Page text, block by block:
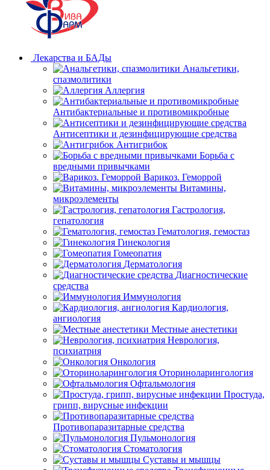
Лекарства и БАДы
Анальгетики,
спазмолитики
Аллергия
Антибактериальные и противомикробные
Антисептики и дезинфицирующие средства
Антигрибок
Борьба с
вредными привычками
Варикоз. Геморрой
Витамины,
микроэлементы
Гастрология,
гепатология
Гематология, гемостаз
Гинекология
Гомеопатия
Дерматология
Диагностические
средства
Иммунология
Кардиология,
ангиология
Местные анестетики
Неврология,
психиатрия
Онкология
Оториноларингология
Офтальмология
Простуда,
грипп, вирусные инфекции
Противопаразитарные средства
Пульмонология
Стоматология
Суставы и мышцы